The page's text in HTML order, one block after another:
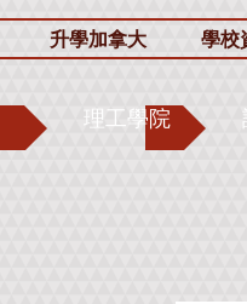
升學加拿大 學校
理工學院